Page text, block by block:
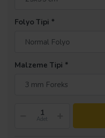
Folyo Tipi
Malzeme Tipi
Adet